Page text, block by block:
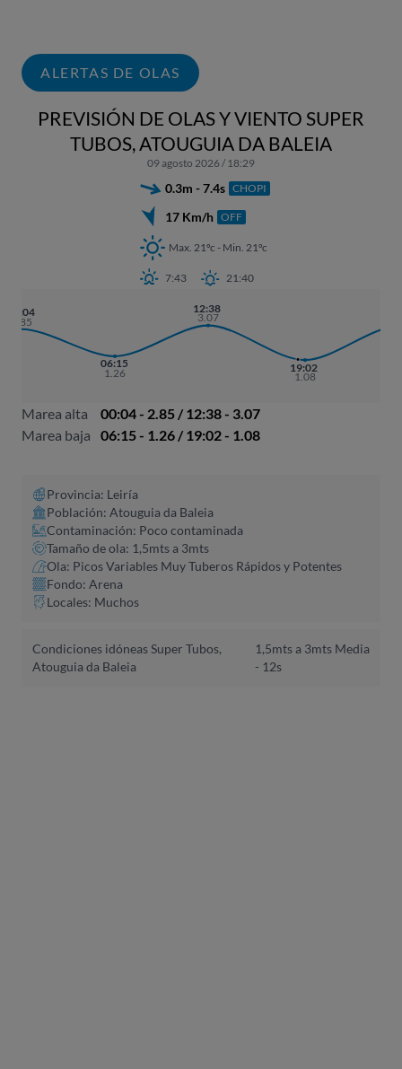
ALERTAS DE OLAS
PREVISIÓN DE OLAS Y VIENTO SUPER
TUBOS, ATOUGUIA DA BALEIA
09 agosto 2026 / 18:29
0.3m - 7.4s CHOPI
17 Km/h OFF
Max. 21ºc - Min. 21ºc
7:43 21:40
00:04
2.85
06:15
1.26
12:38
3.07
19:02
1.08
Marea alta
00:04 - 2.85 / 12:38 - 3.07
Marea baja
06:15 - 1.26 / 19:02 - 1.08
Provincia: Leiría
Población: Atouguia da Baleia
Contaminación: Poco contaminada
Tamaño de ola: 1,5mts a 3mts
Ola: Picos Variables Muy Tuberos Rápidos y Potentes
Fondo: Arena
Locales: Muchos
Condiciones idóneas Super Tubos,
Atouguia da Baleia
1,5mts a 3mts
- 12s
Media